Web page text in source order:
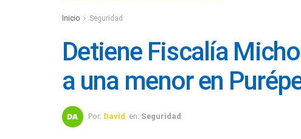
Inicio Seguridad
Detiene Fiscalía
a una menor en
Por: David en: Seguridad